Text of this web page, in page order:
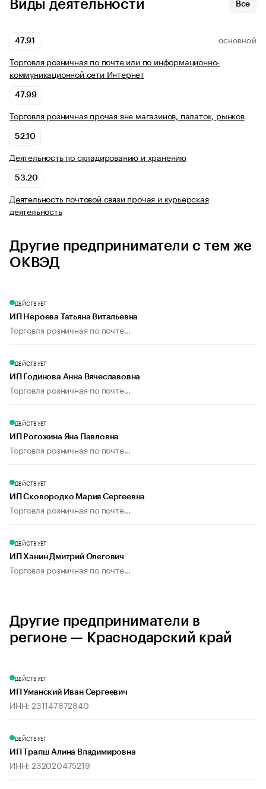
Виды деятельности Все
47.91 ОСНОВНОЙ
Торговля розничная по почте или по информационно-
коммуникационной сети Интернет
47.99
Торговля розничная прочая вне магазинов, палаток, рынков
52.10
Деятельность по складированию и хранению
53.20
Деятельность почтовой связи прочая и курьерская
деятельность
Другие предприниматели с тем же
ОКВЭД
ДЕЙСТВУЕТ
ИП Нероева Татьяна Витальевна
Торговля розничная по почте...
ДЕЙСТВУЕТ
ИП Годинова Анна Вячеславовна
Торговля розничная по почте...
ДЕЙСТВУЕТ
ИП Рогожина Яна Павловна
Торговля розничная по почте...
ДЕЙСТВУЕТ
ИП Сковородко Мария Сергеевна
Торговля розничная по почте...
ДЕЙСТВУЕТ
ИП Ханин Дмитрий Олегович
Торговля розничная по почте...
Другие предприниматели в
регионе — Краснодарский край
ДЕЙСТВУЕТ
ИП Уманский Иван Сергеевич
ИНН: 231147872840
ДЕЙСТВУЕТ
ИП Трапш Алина Владимировна
ИНН: 232020475219